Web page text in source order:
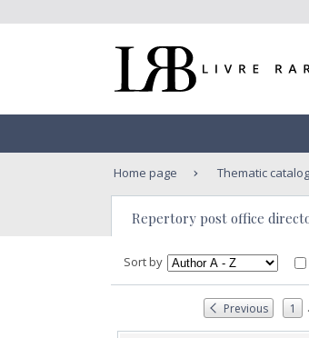
Home page Thematic
Repertory post office
Sort by
Previous 1